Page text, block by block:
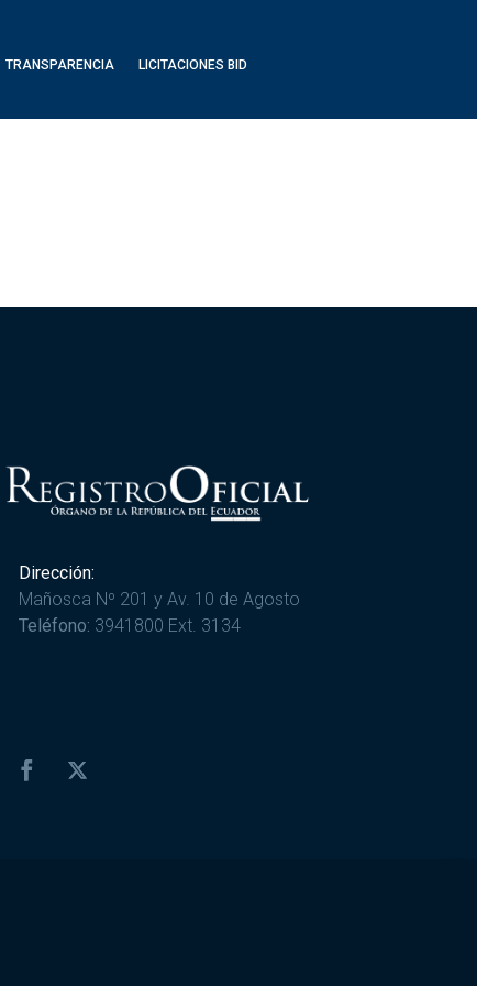
TRANSPARENCIA LICITACIONES BID
Dirección:
Mañosca Nº 201 y Av. 10 de Agosto
Teléfono: 3941800 Ext. 3134